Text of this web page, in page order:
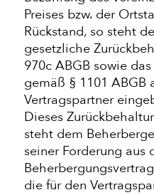
Preises bzw. der
Rückstand, so steht
gesetzliche
970c ABGB sowie
gemäß § 1101 ABGB
Vertragspartner
Dieses
steht dem
seiner Forderung aus
die für den